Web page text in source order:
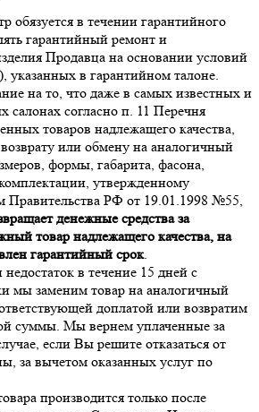
обязуется в течении гарантийного
гарантийный ремонт и
Продавца на основании условий
указанных в гарантийном талоне.
на то, что даже в самых известных и
салонах согласно п. 11 Перечня
товаров надлежащего качества,
или обмену на аналогичный
формы, габарита, фасона,
утвержденному
Правительства РФ от 19.01.1998 №55,
денежные средства за
товар надлежащего качества, на
гарантийный срок.
в течение 15 дней с
мы заменим товар на аналогичный
доплатой или возвратим
суммы. Мы вернем уплаченные за
если Вы решите отказаться от
за вычетом оказанных услуг по
производится только после